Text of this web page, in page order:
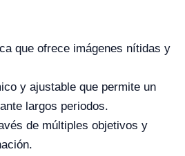
que ofrece imágenes nítidas y
y ajustable que permite un
largos periodos.
de múltiples objetivos y